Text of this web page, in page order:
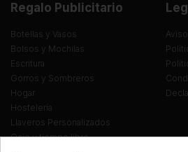
Regalo Publicitario
Botellas y Vasos
Bolsos y Mochilas
Escritura
Gorros y Sombreros
Hogar
Hostelería
Llaveros Personalizados
Ocio y tiempo libre